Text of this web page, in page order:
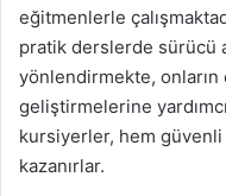
eğitmenlerle
pratik derslerde sürücü
yönlendirmekte,
geliştirmelerine
kursiyerler, hem
kazanırlar.